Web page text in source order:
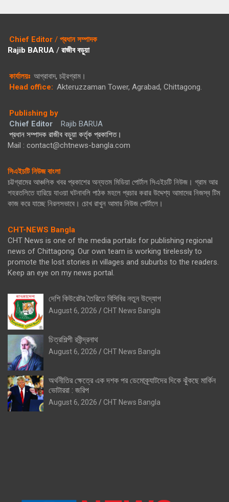
Chief Editor / প্রধান সম্পাদক
Rajib BARUA / রাজীব বড়ুয়া
কার্যালয়ঃ আগ্রাবাদ, চট্ট্রগ্রাম।
Head office: Akteruzzaman Tower, Agrabad, Chittagong.
Publishing by
Chief Editor
Rajib BARUA
প্রধান সম্পাদক রাজীব বড়ুয়া কর্তৃক প্রকাশিত।
Mail : contact@chtnews-bangla.com
সিএইচটি নিউজ বাংলা
চট্টগ্রামের আঞ্চলিক খবর প্রকাশের অন্যতম মিডিয়া পোর্টাল সিএইচটি নিউজ। গ্রাম আর
শহরতলিতে হারিয়ে যাওয়া ঘটনাবলি পাঠক মহলে প্রচার করার উদ্দেশ্য আমাদের নিজস্ব টিম
কাজ করে যাচ্ছে নিরলসভাবে। চোখ রাখুন আমার নিউজ পোর্টালে।
CHT-NEWS Bangla
CHT News is one of the media portals for publishing regional
news of Chittagong. Our own team is working tirelessly to
promote the lost stories in villages and suburbs to the readers.
Keep an eye on my news portal.
দেশি কিউরেটর তৈরিতে বিসিবির নতুন উদ্যোগ
August 6, 2026 CHT News Bangla
চিত্রশিল্পী রবীন্দ্রনাথ
August 6, 2026 CHT News Bangla
অর্থনীতির ক্ষেত্রে এক দশক পর ডেমোক্র্যাটদের দিকে ঝুঁকছে মার্কিন
ভোটাররা : জরিপ
August 6, 2026 CHT News Bangla